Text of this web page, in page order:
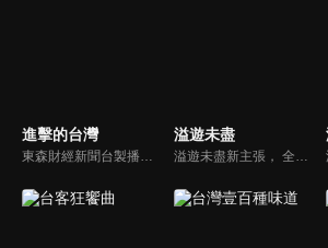
進擊的台灣 溢遊未盡